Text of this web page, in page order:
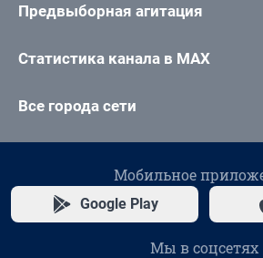
Предвыборная агитация
Статистика канала в MAX
Все города сети
Мобильное
Google Play
Мы в соцсетях